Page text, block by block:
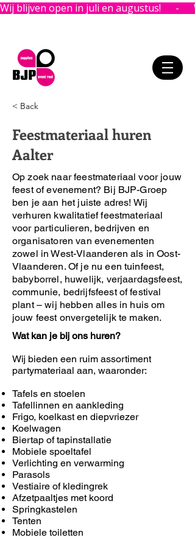
Wij blijven open in juli en augustus!      -
< Back
Feestmateriaal huren
Aalter
Op zoek naar feestmateriaal voor jouw
feest of evenement? Bij BJP-Groep
ben je aan het juiste adres! Wij
verhuren kwalitatief feestmateriaal
voor particulieren, bedrijven en
organisatoren van evenementen
zowel in West-Vlaanderen als in Oost-
Vlaanderen. Of je nu een tuinfeest,
babyborrel, huwelijk, verjaardagsfeest,
communie, bedrijfsfeest of festival
plant – wij hebben alles in huis om
jouw feest onvergetelijk te maken.
Wat kan je bij ons huren?
Wij bieden een ruim assortiment
partymateriaal aan, waaronder:
Tafels en stoelen
Tafellinnen en aankleding
Frigo, koelkast en diepvriezer
Koelwagen
Biertap of tapinstallatie
Mobiele spoeltafel
Verlichting en verwarming
Parasols
Vestiaire of kledingrek
Afzetpaaltjes met koord
Springkastelen
Tenten
Mobiele toiletten